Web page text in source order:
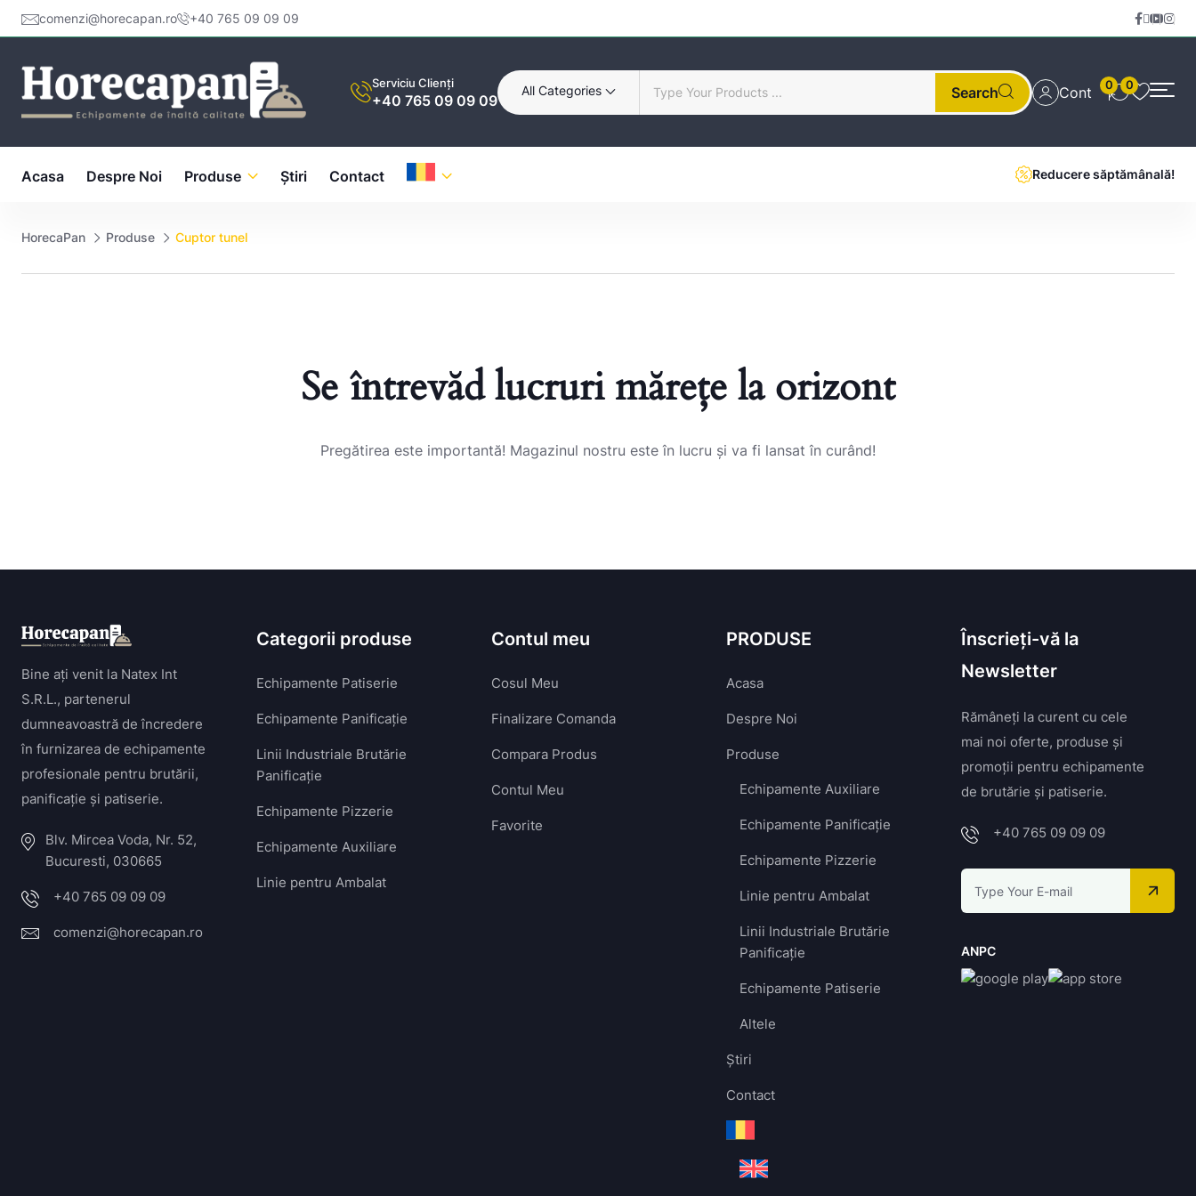
comenzi@horecapan.ro +40 765 09 09 09
Serviciu Clienți
+40 765 09 09 09
All Categories Search Cont 0 0
Acasa Despre Noi Produse Ştiri Contact Reducere săptămânală!
HorecaPan Produse Cuptor tunel
Se întrevăd lucruri mărețe la orizont
Pregătirea este importantă! Magazinul nostru este în lucru și va fi lansat în curând!
Bine ați venit la Natex Int
S.R.L., partenerul
dumneavoastră de încredere
în furnizarea de echipamente
profesionale pentru brutării,
panificație și patiserie.
Blv. Mircea Voda, Nr. 52,
Bucuresti, 030665
+40 765 09 09 09
comenzi@horecapan.ro
Categorii produse
Echipamente Patiserie
Echipamente Panificație
Linii Industriale Brutărie
Panificație
Echipamente Pizzerie
Echipamente Auxiliare
Linie pentru Ambalat
Contul meu
Cosul Meu
Finalizare Comanda
Compara Produs
Contul Meu
Favorite
PRODUSE
Acasa
Despre Noi
Produse
Echipamente Auxiliare
Echipamente Panificație
Echipamente Pizzerie
Linie pentru Ambalat
Linii Industriale Brutărie
Panificație
Echipamente Patiserie
Altele
Ştiri
Contact
Înscrieți-vă la
Newsletter
Rămâneți la curent cu cele
mai noi oferte, produse și
promoții pentru echipamente
de brutărie și patiserie.
+40 765 09 09 09
ANPC